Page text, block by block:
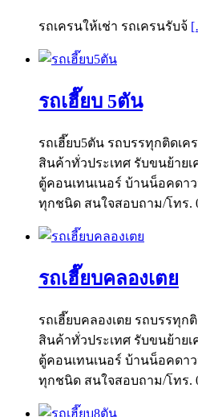
รถเครนให้เช่า รถเครนรับจ้
รถเฮี๊ยบ 5ตัน
รถเฮี๊ยบ5ตัน รถบรรทุกติดเค
สินค้าทั่วประเทศ รับขนย้าย
ตู้คอนเทนเนอร์ บ้านน็อคดา
ทุกชนิด สนใจสอบถาม/โทร.
รถเฮี๊ยบคลองเตย
รถเฮี๊ยบคลองเตย รถบรรทุก
สินค้าทั่วประเทศ รับขนย้าย
ตู้คอนเทนเนอร์ บ้านน็อคดา
ทุกชนิด สนใจสอบถาม/โทร.